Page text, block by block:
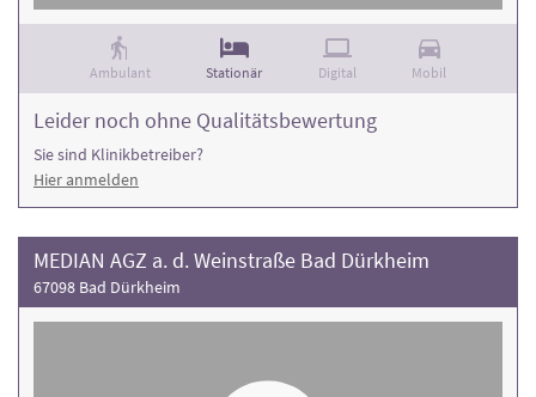
Ambulant Stationär Digital Mobil
Leider noch ohne Qualitätsbewertung
Sie sind Klinikbetreiber?
Hier anmelden
MEDIAN AGZ a. d. Weinstraße Bad Dürkheim
67098 Bad Dürkheim